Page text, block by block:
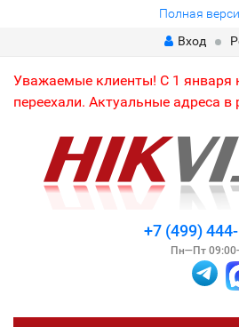
Полная
Вход
Уважаемые клиенты! С 1 января
переехали. Актуальные адреса в
+7 (499)
Пн—Пт